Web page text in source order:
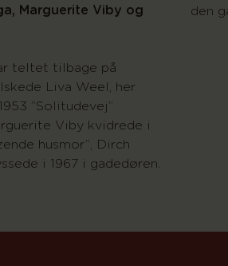
Marguerite Viby og
teltet tilbage på
Liva Weel, her
”Solitudevej”
Viby kvidrede i
husmor”, Dirch
i 1967 i gadedøren.
den